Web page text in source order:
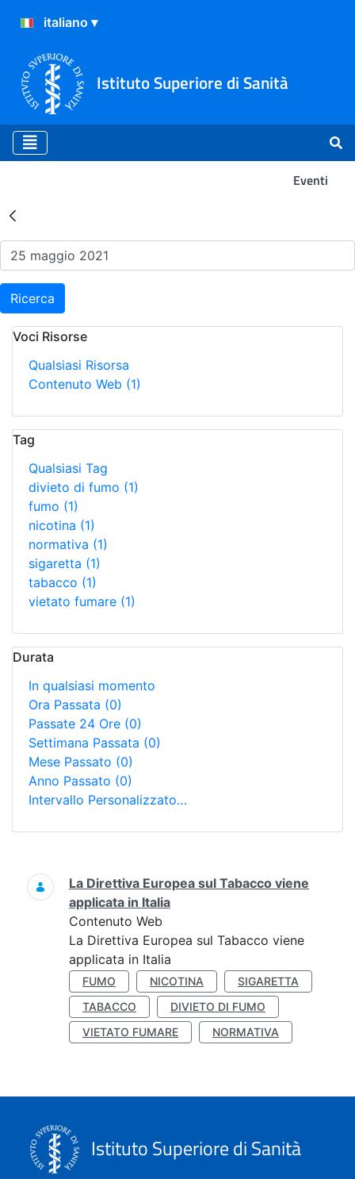
Istituto Superiore di Sanità
Eventi
Risultati della Ricerca -
Ricerca
Voci Risorse
Qualsiasi Risorsa
Contenuto Web (1)
Tag
Qualsiasi Tag
divieto di fumo (1)
fumo (1)
nicotina (1)
normativa (1)
sigaretta (1)
tabacco (1)
vietato fumare (1)
Durata
In qualsiasi momento
Ora Passata (0)
Passate 24 Ore (0)
Settimana Passata (0)
Mese Passato (0)
Anno Passato (0)
Intervallo Personalizzato…
Ricerca
La Direttiva Europea sul Tabacco viene
applicata in Italia
Contenuto Web
La Direttiva Europea sul Tabacco viene
applicata in Italia
FUMO NICOTINA
SIGARETTA
TABACCO
DIVIETO DI FUMO
VIETATO FUMARE
NORMATIVA
Istituto Superiore di Sanità